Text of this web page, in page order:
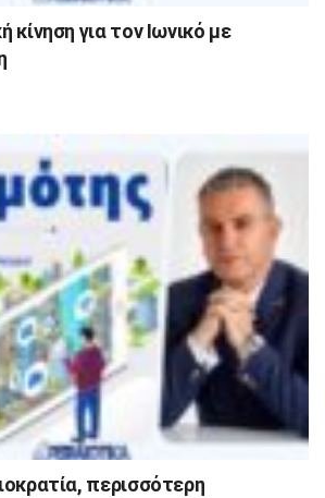
κίνηση για τον Ιωνικό με
περισσότερη